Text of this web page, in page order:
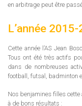
en arbitrage peut être
L’année
Cette année l’AS Jean
Tous ont été très actifs
dans de nombreuses
football, futsal, badminton
Nos benjamines filles
à de bons résultats :